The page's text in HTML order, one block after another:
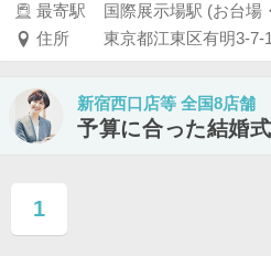
最寄駅
国際展示場駅 (お台場
住所
東京都江東区有明3-7-
新宿西口店等 全国8店舗
予算に合った結婚
1
ページ目